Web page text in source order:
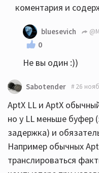
коментария и
bluesevich
0
Не вы один :))
Sabotender 26
AptX LL и AptX
но у LL меньше буфер
задержка) и
Например обычных
транслироваться